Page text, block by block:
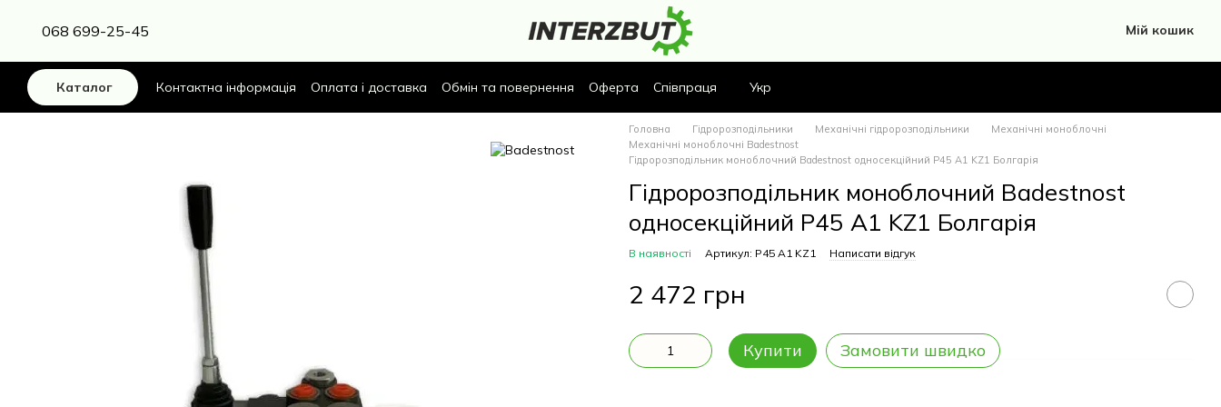
068 699-25-45 Мій кошик
Каталог Контактна інформація Оплата і доставка Обмін та повернення Оферта Співпраця Укр
Головна Гідророзподільники Механічні гідророзподільники
Механічні моноблочні
Механічні моноблочні Badestnost
Гідророзподільник моноблочний Badestnost односекційний Р45 A1 KZ1 Болгарія
Гідророзподільник моноблочний Badestnost
односекційний Р45 A1 KZ1 Болгарія
В наявності Артикул: Р45 A1 KZ1 Написати відгук
2 472 грн
Купити Замовити швидко